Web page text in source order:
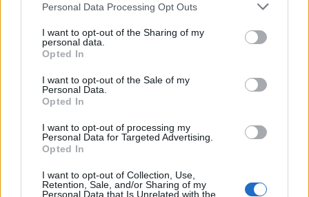
Personal Data Processing Opt Outs
I want to opt-out of the Sharing of my
personal data.
Opted In
I want to opt-out of the Sale of my
Personal Data.
Opted In
I want to opt-out of processing my
Personal Data for Targeted Advertising.
Opted In
I want to opt-out of Collection, Use,
Retention, Sale, and/or Sharing of my
Personal Data that Is Unrelated with the
Nabão
Idoso de 90 anos morre em colisão
entre automóvel e comboio em